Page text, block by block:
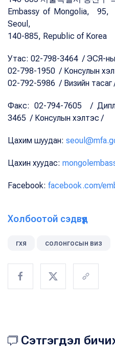
Embassy of Mongolia, 95,
Seoul,
140-885, Republic of Korea
Утас: 02-798-3464 / ЭСЯ-ны
02-798-1950 / Консулын
02-792-5986 / Визийн тасаг
Факс: 02-794-7605 /
3465 / Консулын хэлтэс /
Цахим шуудан:
Цахин хуудас:
Facebook: facebook.com/
Холбоотой сэдвүүд
гхя солонгосын виз
Сэтгэгдэл